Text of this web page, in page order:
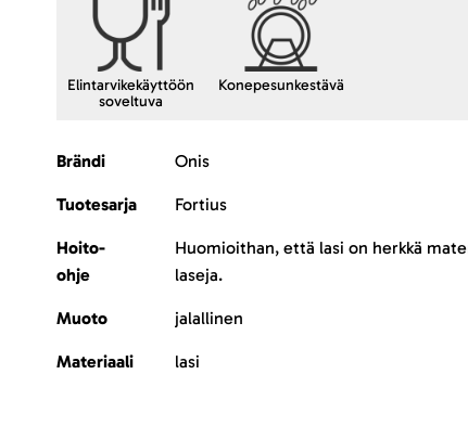
Elintarvikekäyttöön
soveltuva
Konepesunkestävä
Lisätietoja
Brändi Onis
Tuotesarja Fortius
Hoito-
ohje
Huomioithan, että lasi on herkkä
laseja.
Muoto jalallinen
Materiaali lasi